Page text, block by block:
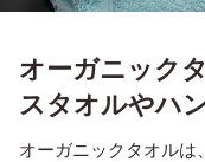
オーガニック
スタオルやハ
オーガニックタオルは